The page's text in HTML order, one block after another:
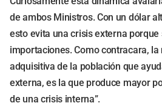
de ambos Ministros. Con un dólar
esto evita una crisis externa porque
importaciones. Como contracara,
adquisitiva de la población que
externa, es la que produce mayor
de una crisis interna”.